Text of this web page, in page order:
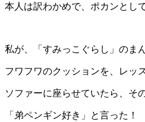
本人は訳わかめで、ポカンとして
私が、「すみっこぐらし」のま
フワフワのクッションを、レッ
ソファーに座らせていたら、そ
「弟ペンギン好き」と言った！